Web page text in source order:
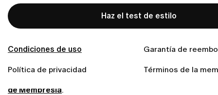
Haz el test de estilo
Condiciones de uso Garantía de
Política de privacidad Términos de la
producto en la web.
Eliminar la aplicación no cancela su suscripción ni su
seguir el proceso de cancelación adecuado para su
de pantalla de este aviso para futuras consultas.
de Membresía.